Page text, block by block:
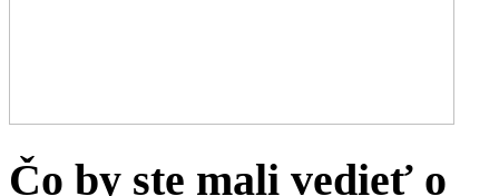
Čo by ste mali vedieť o